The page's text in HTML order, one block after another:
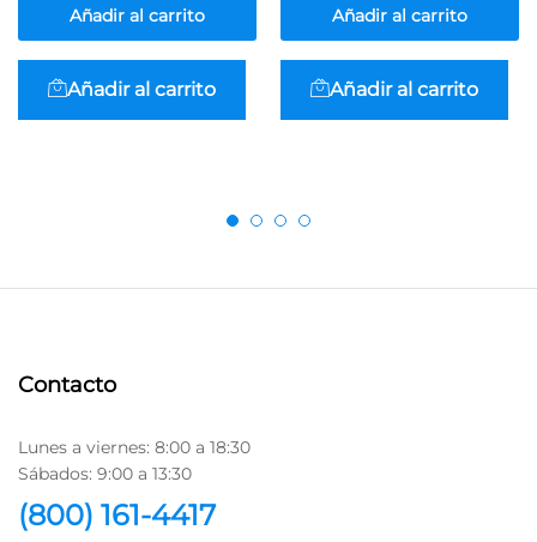
Añadir al carrito
Añadir al carrito
Añadir al carrito
Añadir al carrito
Contacto
Lunes a viernes: 8:00 a 18:30
Sábados: 9:00 a 13:30
(800) 161-4417